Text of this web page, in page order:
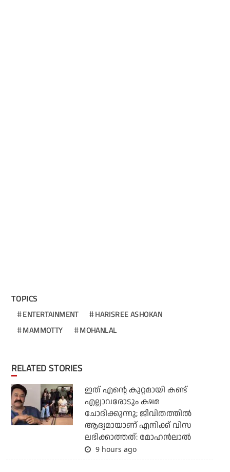
TOPICS
ENTERTAINMENT
HARISREE ASHOKAN
MAMMOTTY
MOHANLAL
RELATED STORIES
ഇത് എന്റെ കുറ്റമായി കണ്ട്
എല്ലാവരോടും ക്ഷമ
ചോദിക്കുന്നു; ജീവിതത്തിൽ
ആദ്യമായാണ് എനിക്ക് വിസ
ലഭിക്കാത്തത്: മോഹൻലാൽ
9 hours ago